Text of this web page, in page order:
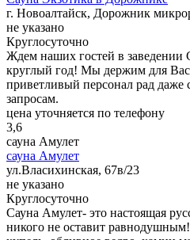
г. Новоалтайск, Дорожник
не указано
Круглосуточно
Ждем наших гостей в заведении
круглый год! Мы держим для
приветливый персонал рад
запросам.
цена уточняется по телефону
3,6
сауна Амулет
сауна Амулет
ул.Власихинская, 67в/23
не указано
Круглосуточно
Сауна Амулет- это настоящая
никого не оставит